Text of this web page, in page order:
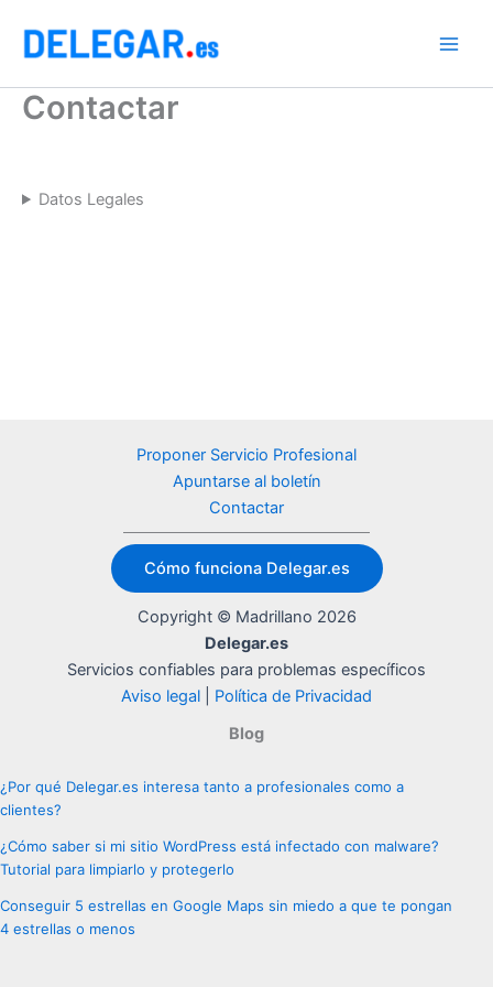
contenido
Contactar
Datos Legales
Proponer Servicio Profesional
Apuntarse al boletín
Contactar
Cómo funciona Delegar.es
Copyright © Madrillano 2026
Delegar.es
Servicios confiables para problemas específicos
Aviso legal
Política de Privacidad
Blog
¿Por qué Delegar.es interesa tanto a profesionales como a
clientes?
¿Cómo saber si mi sitio WordPress está infectado con malware?
Tutorial para limpiarlo y protegerlo
Conseguir 5 estrellas en Google Maps sin miedo a que te pongan
4 estrellas o menos